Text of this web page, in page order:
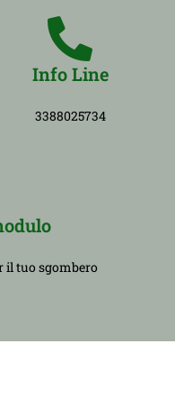
Info Line
3388025734
il tuo sgombero